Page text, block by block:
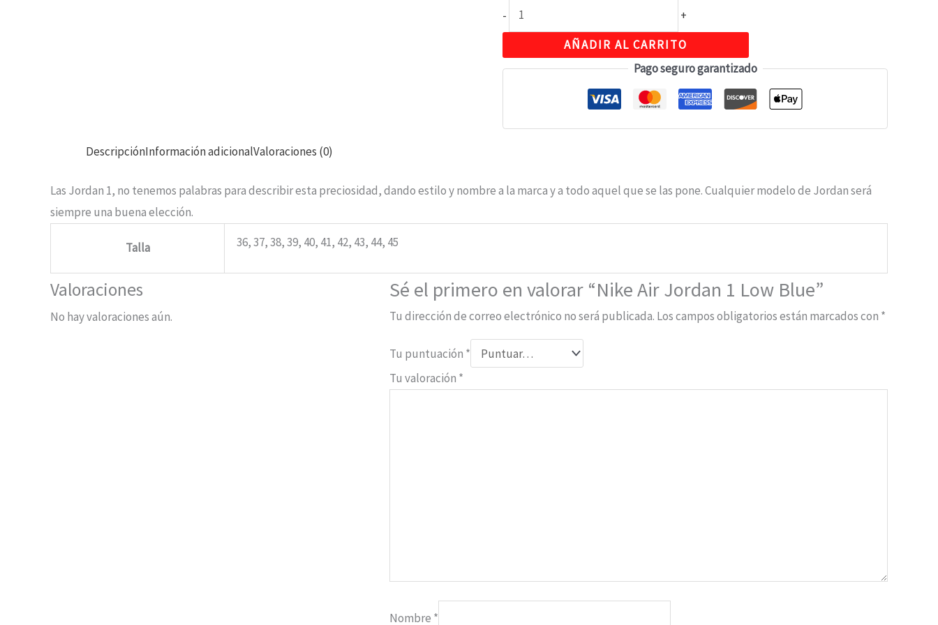
-
+
AÑADIR AL CARRITO
Pago seguro garantizado
DescripciónInformación adicionalValoraciones (0)
Las Jordan 1, no tenemos palabras para describir esta preciosidad, dando estilo y nombre a la marca y a todo aquel que se las pone. Cualquier modelo de Jordan será
siempre una buena elección.
Talla 36, 37, 38, 39, 40, 41, 42, 43, 44, 45
Valoraciones
No hay valoraciones aún.
Sé el primero en valorar “Nike Air Jordan 1 Low Blue”
Tu dirección de correo electrónico no será publicada. Los campos obligatorios están marcados con *
Tu puntuación *
Tu valoración *
Nombre *